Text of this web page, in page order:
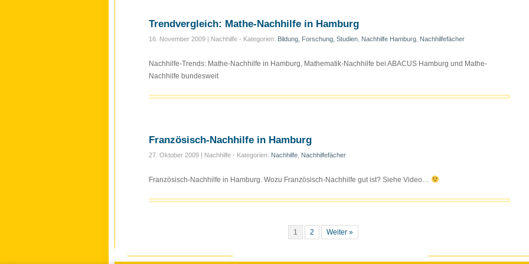
Trendvergleich: Mathe-Nachhilfe in Hamburg
16. November 2009 | Nachhilfe - Kategorien: Bildung, Forschung, Studien Nachhilfe Hamburg Nachhilfefächer
Nachhilfe-Trends: Mathe-Nachhilfe in Hamburg, Mathematik-Nachhilfe bei ABACUS Hamburg und Mathe-
Nachhilfe bundesweit
Französisch-Nachhilfe in Hamburg
27. Oktober 2009 | Nachhilfe - Kategorien: Nachhilfe Nachhilfefächer
Französisch-Nachhilfe in Hamburg. Wozu Französisch-Nachhilfe gut ist? Siehe Video…
1 2 Weiter »